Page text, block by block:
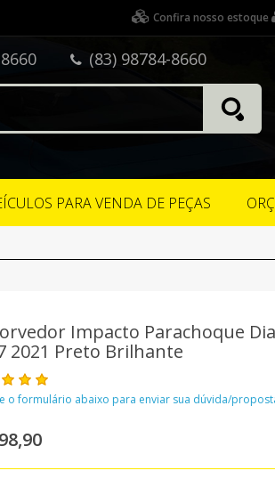
Confira nosso estoque
(83) 98784-8660
PARA VENDA DE PEÇAS
Impacto Parachoque
2021 Preto Brilhante
o formulário abaixo para enviar sua dúvida/